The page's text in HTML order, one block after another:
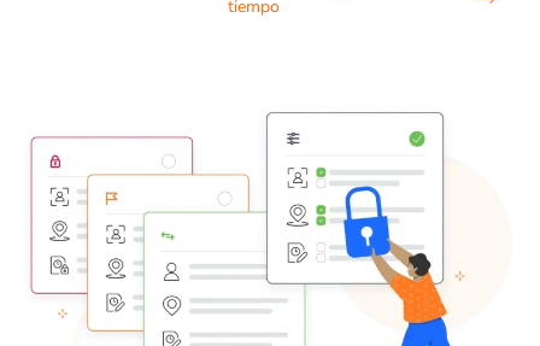
tiempo